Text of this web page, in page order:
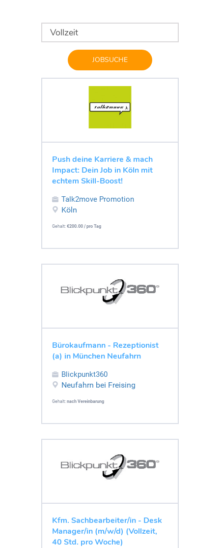
JOBSUCHE
Push deine Karriere & mach
Impact: Dein Job in Köln mit
echtem Skill-Boost!
Talk2move Promotion
Köln
Gehalt: €200.00 / pro Tag
Bürokaufmann - Rezeptionist
(a) in München Neufahrn
Blickpunkt360
Neufahrn bei Freising
Gehalt: nach Vereinbarung
Kfm. Sachbearbeiter/in - Desk
Manager/in (m/w/d) (Vollzeit,
40 Std. pro Woche)